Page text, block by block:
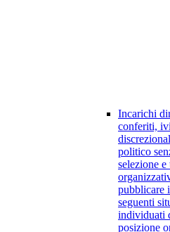
Incarichi
conferiti,
politico
selezione
pubblicare
seguenti
individuati
posizione